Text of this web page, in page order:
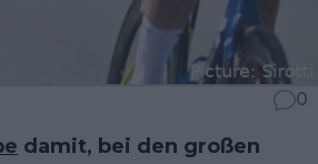
0
damit, bei den großen